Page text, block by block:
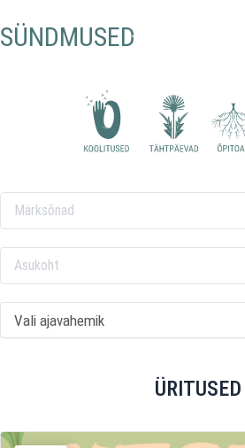
to
content
SÜNDMUSED
Vali ajavahemik
ÜRITUSED